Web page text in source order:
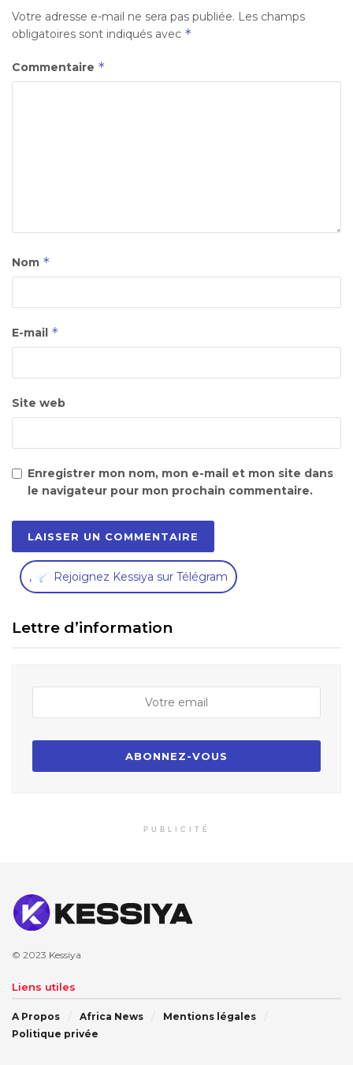
Votre adresse e-mail ne sera pas publiée. Les champs
obligatoires sont indiqués avec *
Commentaire *
Nom *
E-mail *
Site web
Enregistrer mon nom, mon e-mail et mon site dans
le navigateur pour mon prochain commentaire.
, Rejoignez Kessiya sur Télégram
Lettre d’information
PUBLICITÉ
© 2023 Kessiya
Liens utiles
A Propos Africa News
Mentions légales
Politique privée